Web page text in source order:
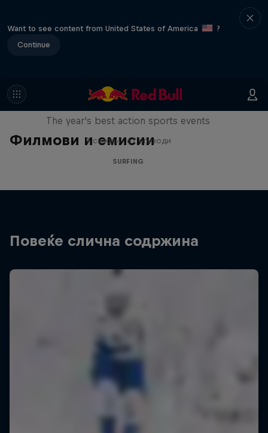
Want to see content from United States of America
?
Continue
Филмови и емисии
Red Bull Signature Series
The year's best action sports events
9 сезони · 67 епизоди
SURFING
Повеќе слична содржина